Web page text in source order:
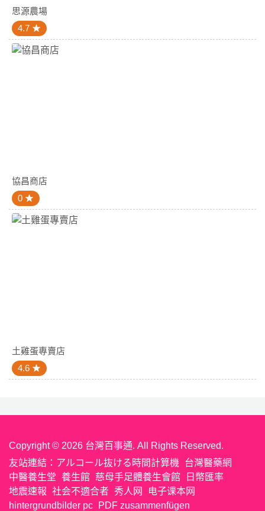
思源農場
4.7
協昌商店
0
土雞蛋專賣店
4.6
Copyright © 2026 台灣百事通. All Rights Reserved.
友站連結： アルコール抜ける時間計算機
台灣醫藥網
中醫養生堂 養生館 慈母手足體養生會館
日幣匯率
地震速報 社会不適合者 秀人网
电子课本网
hintergrundbilder pc
PDF zusammenfügen